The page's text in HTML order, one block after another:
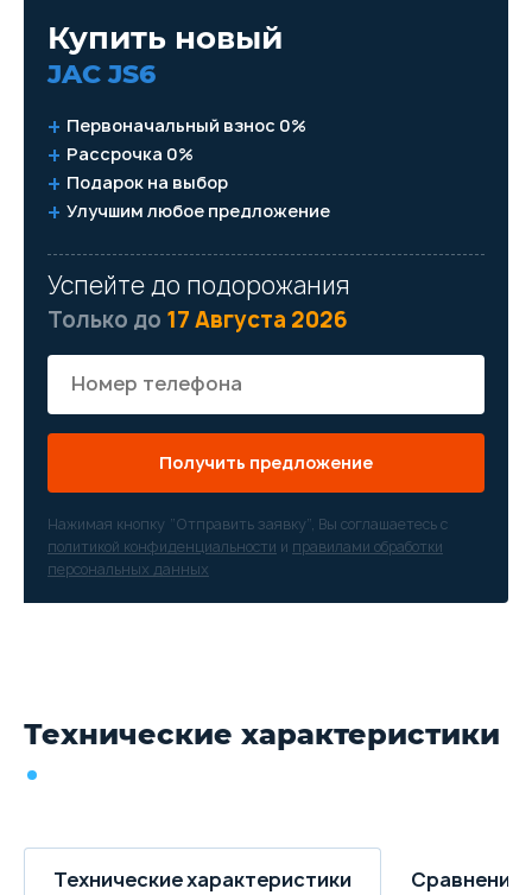
Купить новый
JAC JS6
Первоначальный взнос 0%
Рассрочка 0%
Подарок на выбор
Улучшим любое предложение
Успейте до подорожания
Только до 17 Августа 2026
Получить предложение
Нажимая кнопку “Отправить заявку”, Вы соглашаетесь с
политикой конфиденциальности и правилами обработки
персональных данных
Технические характеристики
Технические характеристики Сравнение